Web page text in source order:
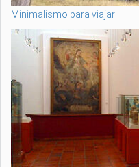
Minimalismo para viajar